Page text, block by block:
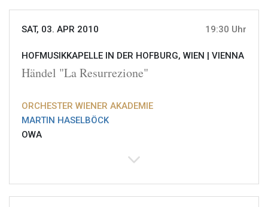
SAT, 03. APR 2010 19:30 Uhr
HOFMUSIKKAPELLE IN DER HOFBURG, WIEN | VIENNA
Händel "La Resurrezione"
ORCHESTER WIENER AKADEMIE
MARTIN HASELBÖCK
OWA